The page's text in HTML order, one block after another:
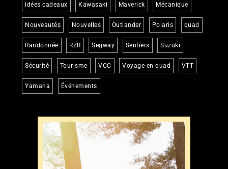
idées cadeaux Kawasaki Maverick Mécanique
Nouveautés Nouvelles Outlander Polaris quad
Randonnée RZR Segway Sentiers Suzuki
Sécurité Tourisme VCC Voyage en quad VTT
Yamaha Événements